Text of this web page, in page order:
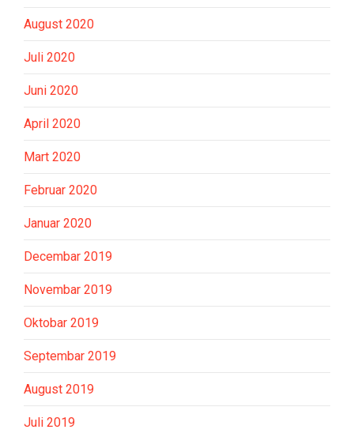
August 2020
Juli 2020
Juni 2020
April 2020
Mart 2020
Februar 2020
Januar 2020
Decembar 2019
Novembar 2019
Oktobar 2019
Septembar 2019
August 2019
Juli 2019